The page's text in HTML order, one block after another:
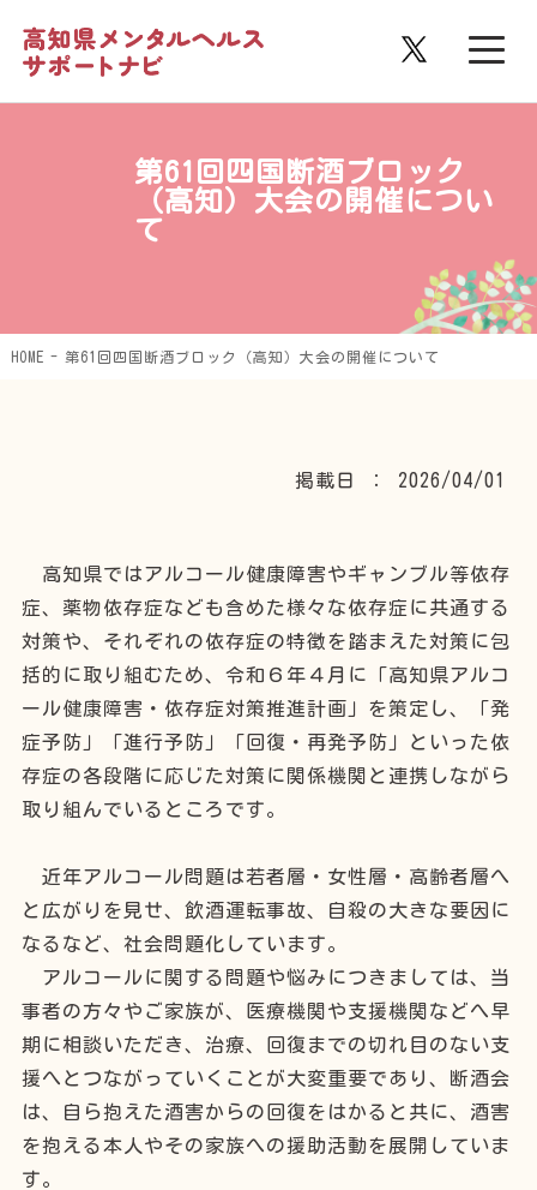
第61回四国断酒ブロック
（高知）大会の開催につい
て
HOME 第61回四国断酒ブロック（高知）大会の開催について
掲載日 ： 2026/04/01
高知県ではアルコール健康障害やギャンブル等依存
症、薬物依存症なども含めた様々な依存症に共通する
対策や、それぞれの依存症の特徴を踏まえた対策に包
括的に取り組むため、令和６年４月に「高知県アルコ
ール健康障害・依存症対策推進計画」を策定し、「発
症予防」「進行予防」「回復・再発予防」といった依
存症の各段階に応じた対策に関係機関と連携しながら
取り組んでいるところです。
近年アルコール問題は若者層・女性層・高齢者層へ
と広がりを見せ、飲酒運転事故、自殺の大きな要因に
なるなど、社会問題化しています。
アルコールに関する問題や悩みにつきましては、当
事者の方々やご家族が、医療機関や支援機関などへ早
期に相談いただき、治療、回復までの切れ目のない支
援へとつながっていくことが大変重要であり、断酒会
は、自ら抱えた酒害からの回復をはかると共に、酒害
を抱える本人やその家族への援助活動を展開していま
す。